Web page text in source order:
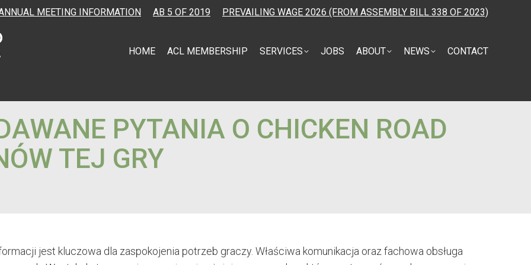
MEETING INFORMATION AB 5 OF 2019 PREVAILING WAGE 2026 (FROM ASSEMBLY BILL 338 OF 2023)
HOME ACL MEMBERSHIP SERVICES JOBS ABOUT NEWS CONTACT
PYTANIA O CHICKEN ROAD
TEJ GRY
jest kluczowa dla zaspokojenia potrzeb graczy. Właściwa komunikacja oraz fachowa obsługa